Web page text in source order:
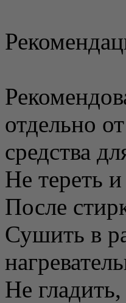
отдельно
средства
Не тереть
После
Сушить в
Не